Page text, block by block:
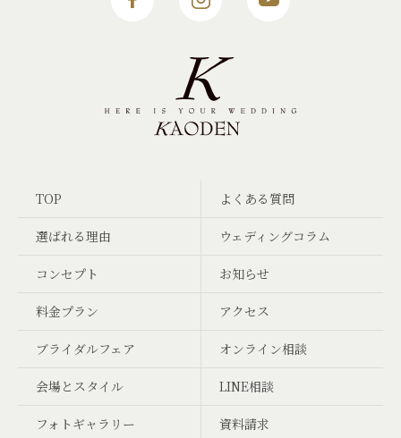
TOP
選ばれる理由
コンセプト
料金プラン
ブライダルフェア
会場とスタイル
フォトギャラリー
よくある質問
ウェディングコラム
お知らせ
アクセス
オンライン相談
LINE相談
資料請求